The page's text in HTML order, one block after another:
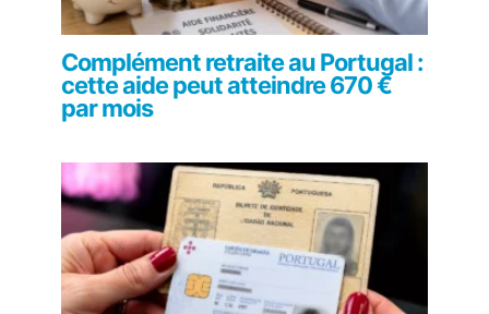
Complément retraite au Portugal :
cette aide peut atteindre 670 €
par mois